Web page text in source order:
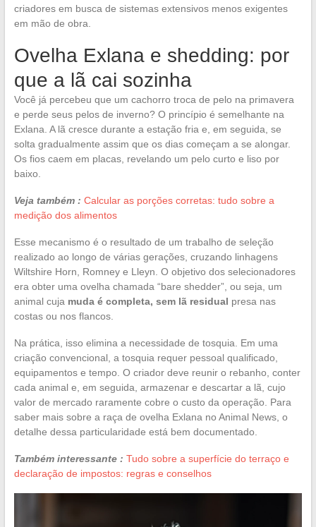
criadores em busca de sistemas extensivos menos exigentes
em mão de obra.
Ovelha Exlana e shedding: por
que a lã cai sozinha
Você já percebeu que um cachorro troca de pelo na primavera
e perde seus pelos de inverno? O princípio é semelhante na
Exlana. A lã cresce durante a estação fria e, em seguida, se
solta gradualmente assim que os dias começam a se alongar.
Os fios caem em placas, revelando um pelo curto e liso por
baixo.
Veja também : Calcular as porções corretas: tudo sobre a
medição dos alimentos
Esse mecanismo é o resultado de um trabalho de seleção
realizado ao longo de várias gerações, cruzando linhagens
Wiltshire Horn, Romney e Lleyn. O objetivo dos selecionadores
era obter uma ovelha chamada “bare shedder”, ou seja, um
animal cuja muda é completa, sem lã residual presa nas
costas ou nos flancos.
Na prática, isso elimina a necessidade de tosquia. Em uma
criação convencional, a tosquia requer pessoal qualificado,
equipamentos e tempo. O criador deve reunir o rebanho, conter
cada animal e, em seguida, armazenar e descartar a lã, cujo
valor de mercado raramente cobre o custo da operação. Para
saber mais sobre a raça de ovelha Exlana no Animal News, o
detalhe dessa particularidade está bem documentado.
Também interessante : Tudo sobre a superfície do terraço e
declaração de impostos: regras e conselhos